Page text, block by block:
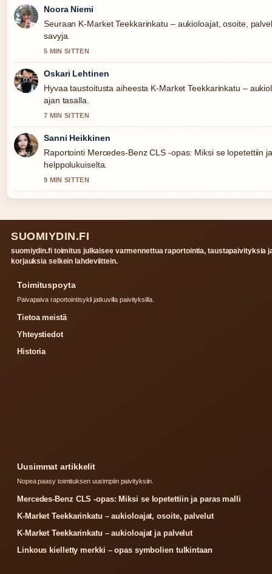
Noora Niemi
Seuraan K-Market Teekkarinkatu – aukioloajat, osoite,
savyja.
5 MIN SITTEN
Oskari Lehtinen
Hyvaa taustoitusta aiheesta K-Market Teekkarinkatu –
ajan tasalla.
7 MIN SITTEN
Sanni Heikkinen
Raportointi Mercedes-Benz CLS -opas: Miksi se lopetettiin
helppolukuiselta.
9 MIN SITTEN
SUOMIYDIN.FI
suomiydin.fi toimitus julkaisee varmennettua raportointia, taustapaivityksia
korjauksia selkein lahdeviittein.
Toimituspoyta
Paivapaiva raportointisykli jatkuvilla paivityksilla.
Tietoa meistä
Yhteystiedot
Historia
Uusimmat artikkelit
Nopea paasy toimituksen uusimpiin paivityksiin.
Mercedes-Benz CLS -opas: Miksi se lopetettiin ja paras malli
K-Market Teekkarinkatu – aukioloajat, osoite, palvelut
K-Market Teekkarinkatu – aukioloajat ja palvelut
Linkous kielletty merkki – opas symbolien tulkintaan